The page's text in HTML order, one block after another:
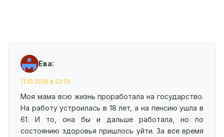
Ева:
11.10.2016 в 22:13
Моя мама всю жизнь проработала на государство.
На работу устроилась в 18 лет, а на пенсию ушла в
61. И то, она бы и дальше работала, но по
состоянию здоровья пришлось уйти. За все время